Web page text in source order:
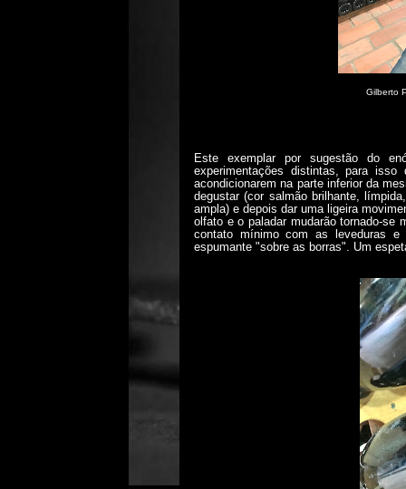
Gilberto
Este exemplar por sugestão do
experimentações distintas, para
acondicionarem na parte inferior da
degustar (cor salmão brilhante,
ampla) e depois dar uma ligeira
olfato e o paladar mudarão tornado-se
contato mínimo com as leveduras e
espumante "sobre as borras". Um